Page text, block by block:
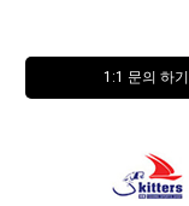
1:1 문의 하기